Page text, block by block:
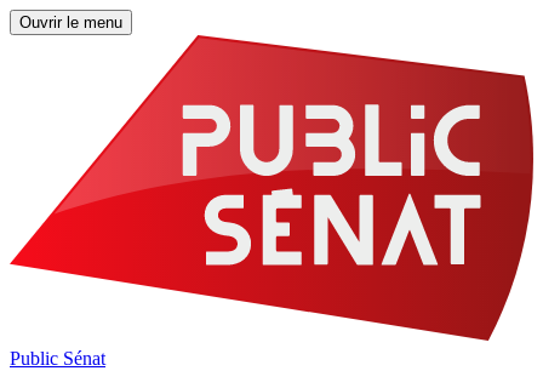
Ouvrir le menu
Public Sénat